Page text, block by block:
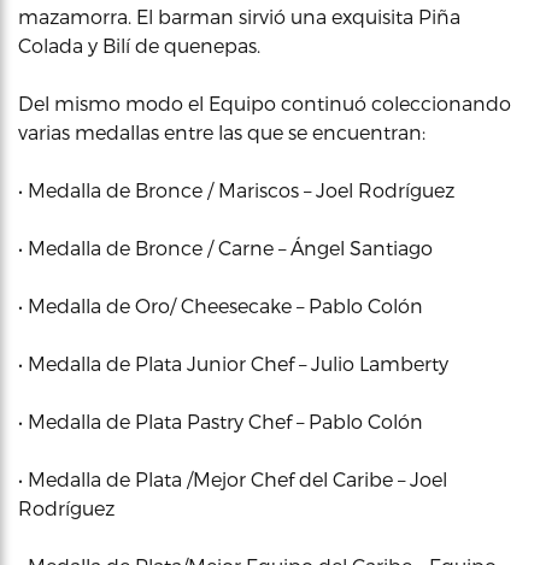
mazamorra. El barman sirvió una exquisita Piña
Colada y Bilí de quenepas.
Del mismo modo el Equipo continuó coleccionando
varias medallas entre las que se encuentran:
• Medalla de Bronce / Mariscos – Joel Rodríguez
• Medalla de Bronce / Carne – Ángel Santiago
• Medalla de Oro/ Cheesecake – Pablo Colón
• Medalla de Plata Junior Chef – Julio Lamberty
• Medalla de Plata Pastry Chef – Pablo Colón
• Medalla de Plata /Mejor Chef del Caribe – Joel
Rodríguez